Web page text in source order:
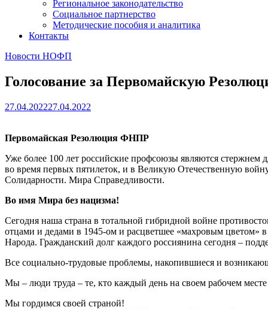
Региональное законодательство
Социальное партнерство
Методические пособия и аналитика
Контакты
Новости НОФП
Голосование за Первомайскую
27.04.202227.04.2022
Первомайская Резолюция ФНПР
Уже более 100 лет российские профсоюзы являются стержнем
во время первых пятилеток, и в Великую Отечественную
Солидарности. Мира Справедливости.
Во имя Мира без нацизма!
Сегодня наша страна в тотальной гибридной войне
отцами и дедами в 1945-ом и расцветшее «махровым цветом»
Народа. Гражданский долг каждого россиянина сегодня –
Все социально-трудовые проблемы, накопившиеся и
Мы – люди труда – те, кто каждый день на своем рабочем
Мы гордимся своей страной!